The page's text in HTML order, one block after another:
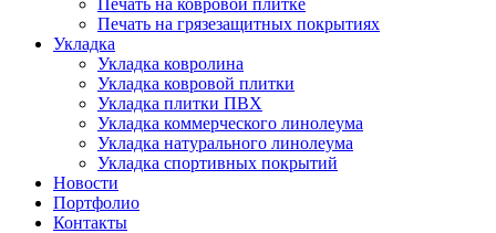
Печать на ковровой плитке
Печать на грязезащитных покрытиях
Укладка
Укладка ковролина
Укладка ковровой плитки
Укладка плитки ПВХ
Укладка коммерческого линолеума
Укладка натурального линолеума
Укладка спортивных покрытий
Новости
Портфолио
Контакты